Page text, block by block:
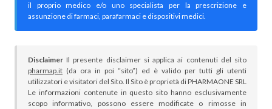
il proprio medico e/o uno specialista per la prescrizione e
assunzione di farmaci, parafarmaci e dispositivi medici.
Disclaimer Il presente disclaimer si applica ai contenuti del sito
pharmap.it (da ora in poi “sito”) ed è valido per tutti gli utenti
utilizzatori e visitatori del Sito. Il Sito è proprietà di PHARMAONE SRL
Le informazioni contenute in questo sito hanno esclusivamente
scopo informativo, possono essere modificate o rimosse in